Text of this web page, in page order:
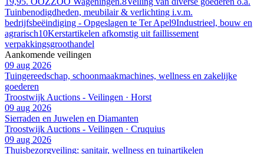
Tuinbenodigdheden, meubilair & verlichting i.v.m.
bedrijfsbeëindiging - Opgeslagen te Ter Apel9Industrieel, bouw en
agrarisch10Kerstartikelen afkomstig uit faillissement
verpakkingsgroothandel
Aankomende veilingen
09 aug 2026
Tuingereedschap, schoonmaakmachines, wellness en zakelijke
goederen
Troostwijk Auctions - Veilingen · Horst
09 aug 2026
Sierraden en Juwelen en Diamanten
Troostwijk Auctions - Veilingen · Cruquius
09 aug 2026
Thuisbezorgveiling: sanitair, wellness en tuinartikelen